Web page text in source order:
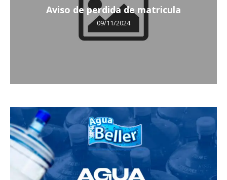
Aviso de perdida de matricula
09/11/2024